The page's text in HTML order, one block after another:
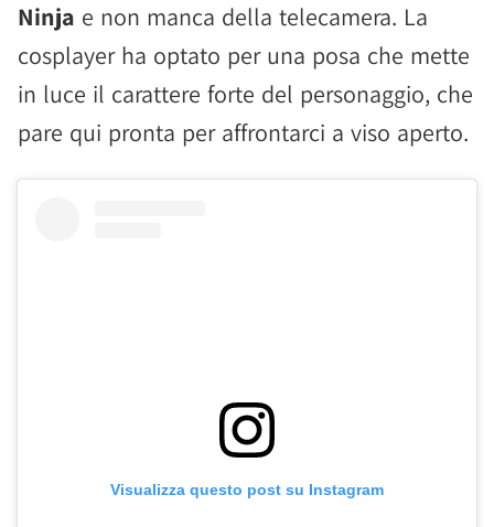
Ninja e non manca della telecamera. La
cosplayer ha optato per una posa che mette
in luce il carattere forte del personaggio, che
pare qui pronta per affrontarci a viso aperto.
Visualizza questo post su Instagram